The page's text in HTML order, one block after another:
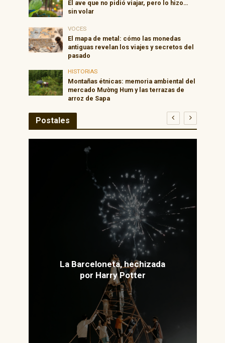
El ave que no pidió viajar, pero lo hizo…
sin volar
VOCES
El mapa de metal: cómo las monedas
antiguas revelan los viajes y secretos del
pasado
HISTORIAS
Montañas étnicas: memoria ambiental del
mercado Mường Hum y las terrazas de
arroz de Sapa
Postales
La Barceloneta, hechizada
por Harry Potter